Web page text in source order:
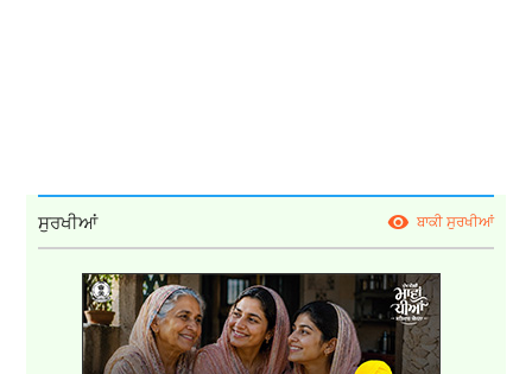
ਸੁਰਖੀਆਂ ਬਾਕੀ ਸੁਰਖੀਆਂ